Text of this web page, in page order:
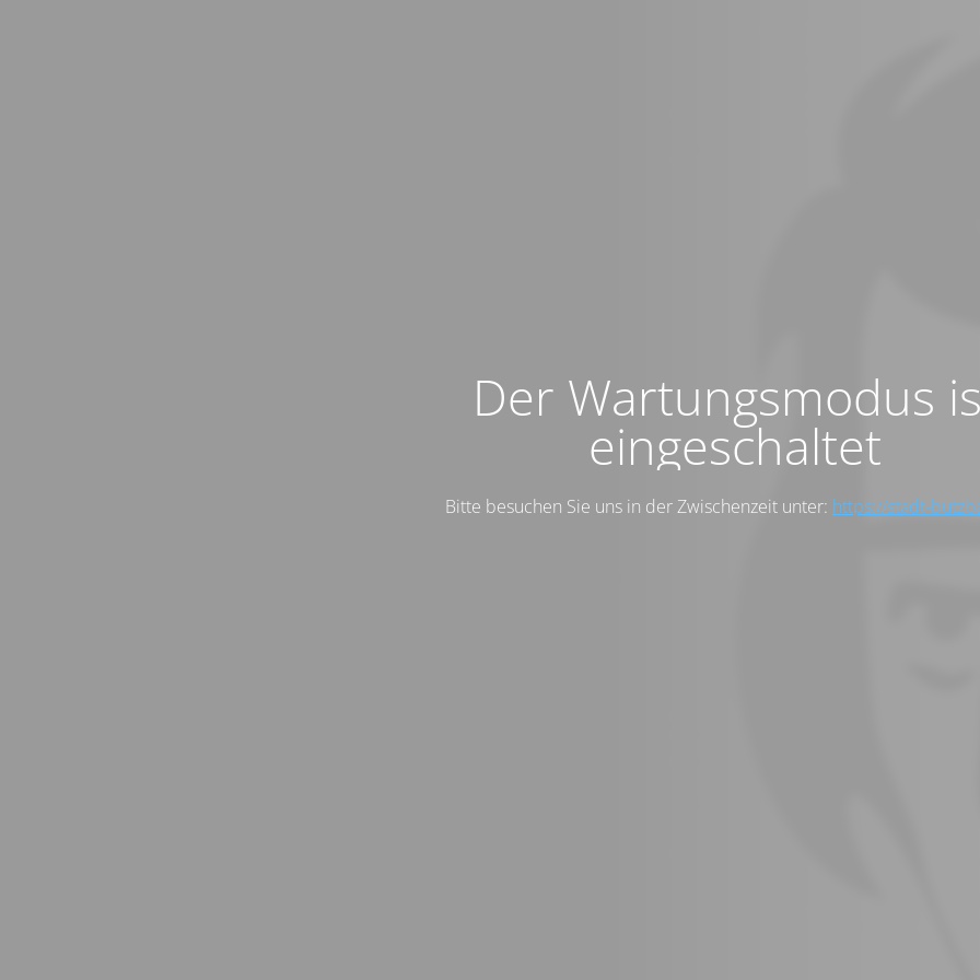
Der Wartungsmodus
eingeschaltet
Bitte besuchen Sie uns in der Zwischenzeit unter: https://stadt-